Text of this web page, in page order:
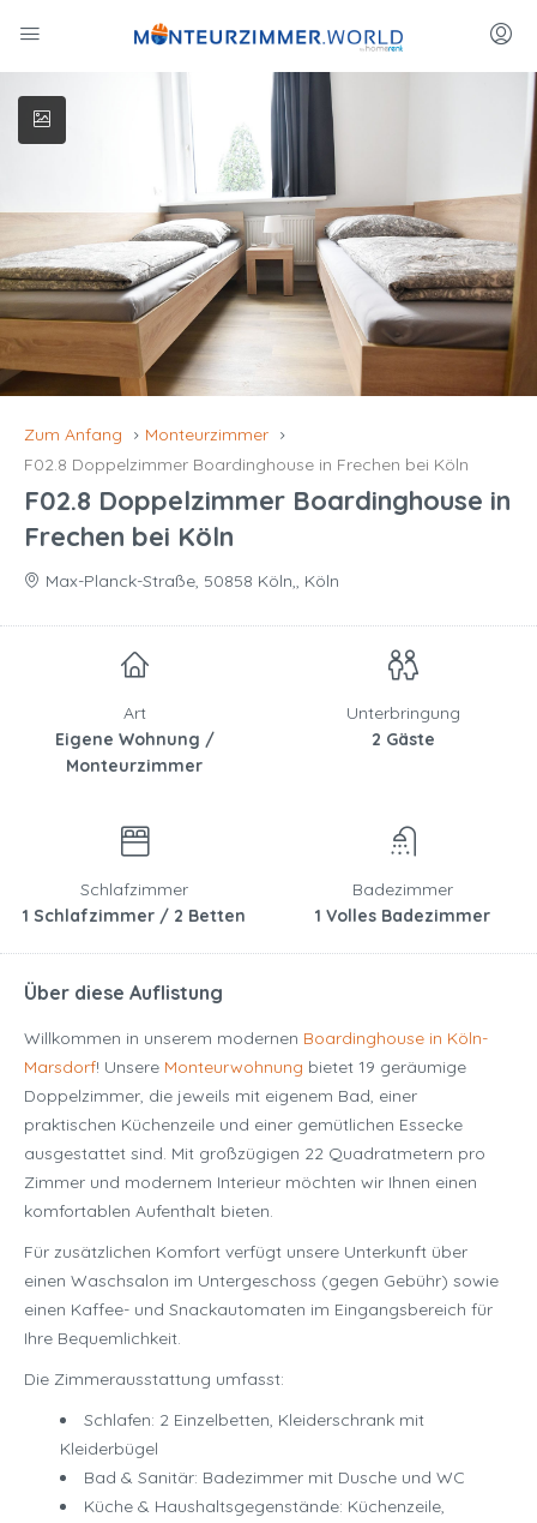
Zum Anfang
Monteurzimmer
F02.8 Doppelzimmer Boardinghouse in Frechen bei Köln
F02.8 Doppelzimmer Boardinghouse in
Frechen bei Köln
Max-Planck-Straße, 50858 Köln,, Köln
Art
Eigene Wohnung /
Monteurzimmer
Unterbringung
2 Gäste
Schlafzimmer
1 Schlafzimmer / 2 Betten
Badezimmer
1 Volles Badezimmer
Über diese Auflistung
Willkommen in unserem modernen Boardinghouse in Köln-
Marsdorf! Unsere Monteurwohnung bietet 19 geräumige
Doppelzimmer, die jeweils mit eigenem Bad, einer
praktischen Küchenzeile und einer gemütlichen Essecke
ausgestattet sind. Mit großzügigen 22 Quadratmetern pro
Zimmer und modernem Interieur möchten wir Ihnen einen
komfortablen Aufenthalt bieten.
Für zusätzlichen Komfort verfügt unsere Unterkunft über
einen Waschsalon im Untergeschoss (gegen Gebühr) sowie
einen Kaffee- und Snackautomaten im Eingangsbereich für
Ihre Bequemlichkeit.
Die Zimmerausstattung umfasst:
Schlafen: 2 Einzelbetten, Kleiderschrank mit
Kleiderbügel
Bad & Sanitär: Badezimmer mit Dusche und WC
Küche & Haushaltsgegenstände: Küchenzeile,